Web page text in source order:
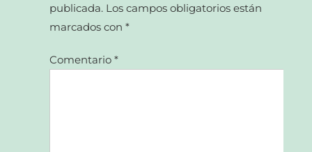
publicada. Los campos obligatorios están
marcados con*
Comentario*